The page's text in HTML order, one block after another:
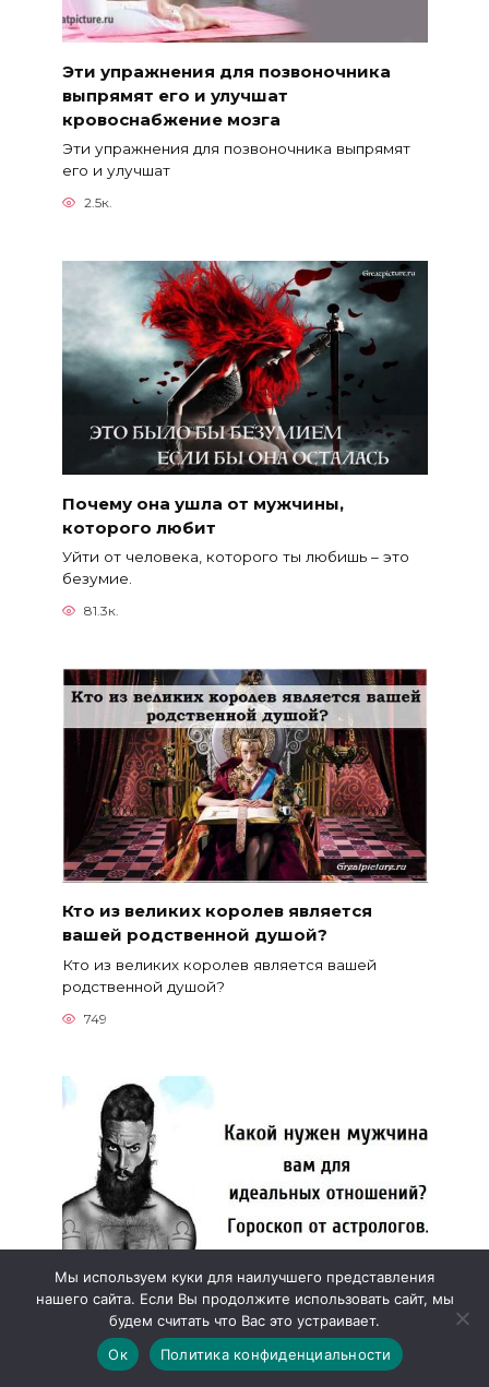
Эти упражнения для позвоночника
выпрямят его и улучшат
кровоснабжение мозга
Эти упражнения для позвоночника выпрямят
его и улучшат
2.5к.
Почему она ушла от мужчины,
которого любит
Уйти от человека, которого ты любишь – это
безумие.
81.3к.
Кто из великих королев является
вашей родственной душой?
Кто из великих королев является вашей
родственной душой?
749
Какой нужен мужчина вам для
идеальных отношений? Гороскоп от
Мы используем куки для наилучшего представления
нашего сайта. Если Вы продолжите использовать сайт, мы
будем считать что Вас это устраивает.
Ок
Политика конфиденциальности